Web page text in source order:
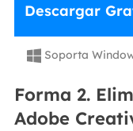
Descargar
 Soporta
Forma 2.
Adobe